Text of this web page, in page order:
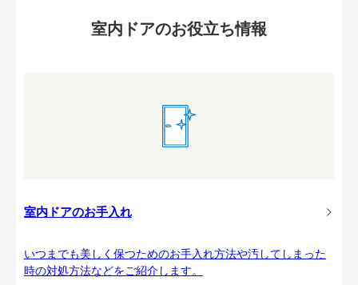
室内ドアのお役立ち情報
室内ドアのお手入れ
いつまでも美しく保つためのお手入れ方法や汚してしまった
時の対処方法などをご紹介します。